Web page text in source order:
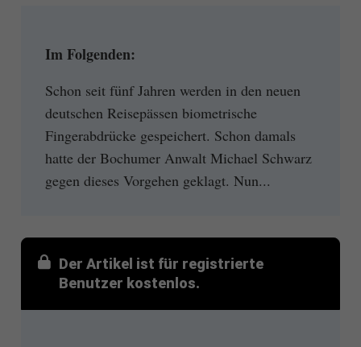
Im Folgenden:
Schon seit fünf Jahren werden in den neuen
deutschen Reisepässen biometrische
Fingerabdrücke gespeichert. Schon damals
hatte der Bochumer Anwalt Michael Schwarz
gegen dieses Vorgehen geklagt. Nun...
Der Artikel ist für registrierte
Benutzer kostenlos.